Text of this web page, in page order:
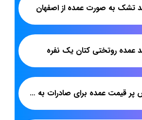
تشک به صورت عمده از اصفهان
عمده روتختی کتان یک نفره
بالش پر قیمت عمده برای صادرات به عراق